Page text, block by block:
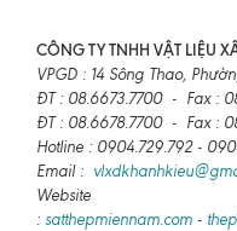
CÔNG TY TNHH VẬT LIỆU
VPGD : 14 Sông Thao,
ĐT : 08.6673.7700 - Fax :
ĐT : 08.6678.7700 - Fax :
Hotline : 0904.729.792 -
Email :
Website
: satthepmiennam.com -